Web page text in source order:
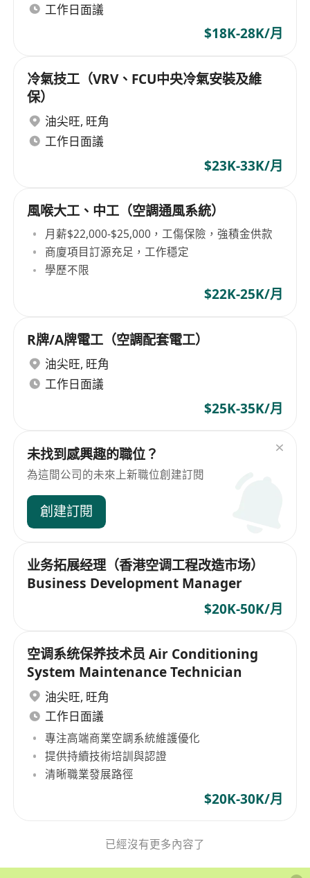
工作日面議
$18K-28K/月
冷氣技工（VRV、FCU中央冷氣安裝及維
保）
油尖旺, 旺角
工作日面議
$23K-33K/月
風喉大工、中工（空調通風系統）
月薪$22,000-$25,000，工傷保險，強積金供款
商廈項目訂源充足，工作穩定
學歷不限
$22K-25K/月
R牌/A牌電工（空調配套電工）
油尖旺, 旺角
工作日面議
$25K-35K/月
未找到感興趣的職位？
為這間公司的未來上新職位創建訂閱
創建訂閱
业务拓展经理（香港空调工程改造市场）
Business Development Manager
$20K-50K/月
空调系统保养技术员 Air Conditioning
System Maintenance Technician
油尖旺, 旺角
工作日面議
專注高端商業空調系統維護優化
提供持續技術培訓與認證
清晰職業發展路徑
$20K-30K/月
已經沒有更多內容了